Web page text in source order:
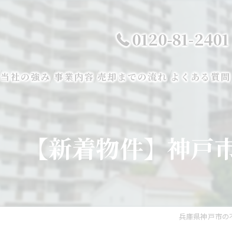
0120-81-2401
当社の強み 事業内容 売却までの流れ よくある質問
【新着物件】神戸
兵庫県神戸市の